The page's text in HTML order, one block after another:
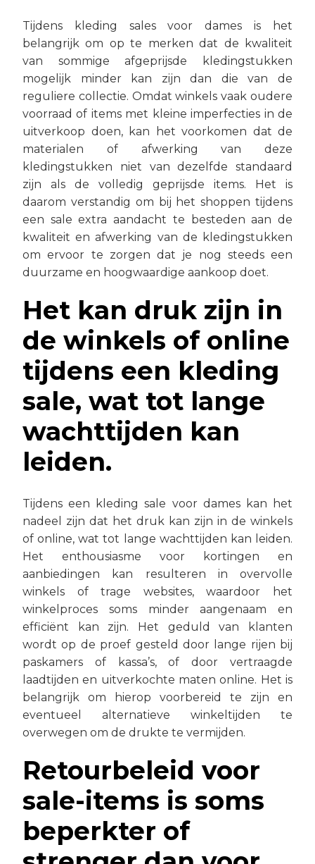
Tijdens kleding sales voor dames is het
belangrijk om op te merken dat de kwaliteit
van sommige afgeprijsde kledingstukken
mogelijk minder kan zijn dan die van de
reguliere collectie. Omdat winkels vaak oudere
voorraad of items met kleine imperfecties in de
uitverkoop doen, kan het voorkomen dat de
materialen of afwerking van deze
kledingstukken niet van dezelfde standaard
zijn als de volledig geprijsde items. Het is
daarom verstandig om bij het shoppen tijdens
een sale extra aandacht te besteden aan de
kwaliteit en afwerking van de kledingstukken
om ervoor te zorgen dat je nog steeds een
duurzame en hoogwaardige aankoop doet.
Het kan druk zijn in
de winkels of online
tijdens een kleding
sale, wat tot lange
wachttijden kan
leiden.
Tijdens een kleding sale voor dames kan het
nadeel zijn dat het druk kan zijn in de winkels
of online, wat tot lange wachttijden kan leiden.
Het enthousiasme voor kortingen en
aanbiedingen kan resulteren in overvolle
winkels of trage websites, waardoor het
winkelproces soms minder aangenaam en
efficiënt kan zijn. Het geduld van klanten
wordt op de proef gesteld door lange rijen bij
paskamers of kassa’s, of door vertraagde
laadtijden en uitverkochte maten online. Het is
belangrijk om hierop voorbereid te zijn en
eventueel alternatieve winkeltijden te
overwegen om de drukte te vermijden.
Retourbeleid voor
sale-items is soms
beperkter of